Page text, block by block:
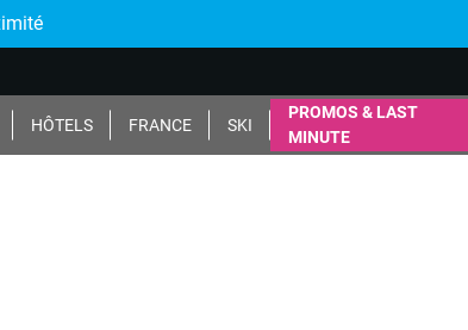
HÔTELS FRANCE SKI
PROMOS & LAST
MINUTE